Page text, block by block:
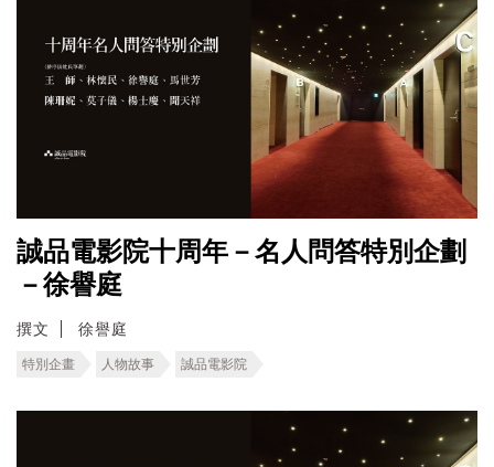
誠品電影院十周年－名人問答特別企劃
－徐譽庭
撰文 徐譽庭
特別企畫 人物故事 誠品電影院